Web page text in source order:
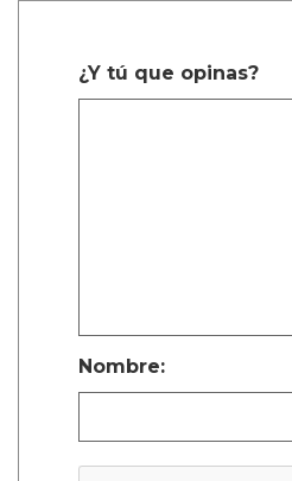
¿Y tú que opinas?
Nombre: